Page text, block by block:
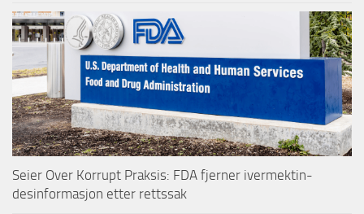
Seier Over Korrupt Praksis: FDA fjerner ivermektin-
desinformasjon etter rettssak